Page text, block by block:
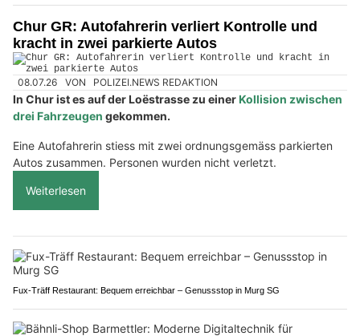
Chur GR: Autofahrerin verliert Kontrolle und
kracht in zwei parkierte Autos
08.07.26 VON POLIZEI.NEWS REDAKTION
In Chur ist es auf der Loëstrasse zu einerKollision zwischen
drei Fahrzeugen gekommen.
Eine Autofahrerin stiess mit zwei ordnungsgemäss parkierten
Autos zusammen. Personen wurden nicht verletzt.
Weiterlesen
Fux-Träff Restaurant: Bequem erreichbar – Genussstop in Murg SG